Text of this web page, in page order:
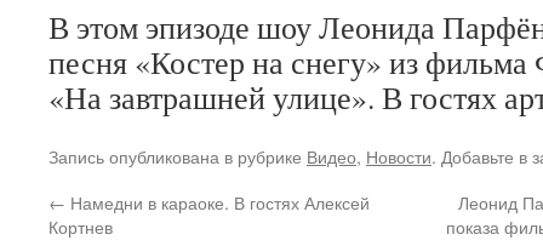
В этом эпизоде шоу Леонида
песня «Костер на снегу» из
«На завтрашней улице». В гостях
Запись опубликована в рубрике Видео, Новости. Добавьте в
← Намедни в караоке. В гостях Алексей
Кортнев
Леонид
показа